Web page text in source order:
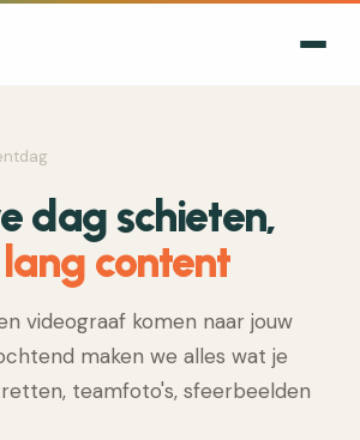
dag schieten,
content
videograaf komen naar jouw
maken we alles wat je
teamfoto's, sfeerbeelden